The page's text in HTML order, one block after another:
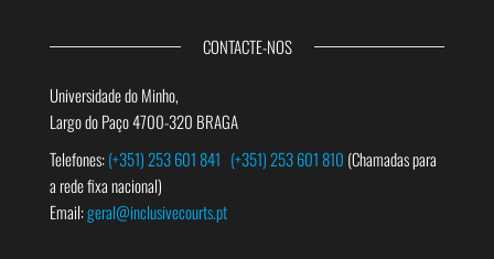
CONTACTE-NOS
Universidade do Minho,
Largo do Paço 4700-320 BRAGA
Telefones:(+351) 253 601 841 (+351) 253 601 810 (Chamadas para
a rede fixa nacional)
Email:geral@inclusivecourts.pt